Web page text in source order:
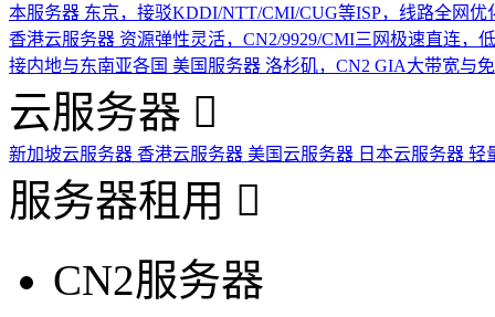
本服务器 东京，接驳KDDI/NTT/CMI/CUG等ISP，线路全网优
香港云服务器 资源弹性灵活，CN2/9929/CMI三网极速直连，
接内地与东南亚各国 美国服务器 洛杉矶，CN2 GIA大带宽与
云服务器
新加坡云服务器 香港云服务器 美国云服务器 日本云服务器 轻
服务器租用
CN2服务器